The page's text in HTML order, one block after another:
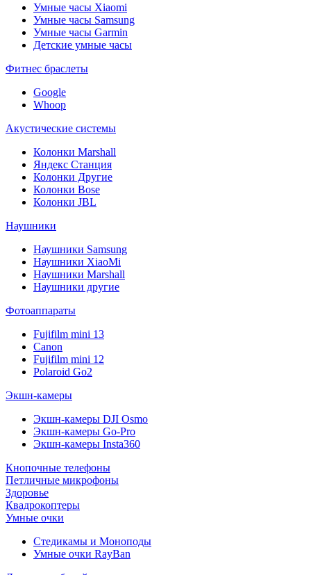
Умные часы Xiaomi
Умные часы Samsung
Умные часы Garmin
Детские умные часы
Фитнес браслеты
Google
Whoop
Акустические системы
Колонки Marshall
Яндекс Станция
Колонки Другие
Колонки Bose
Колонки JBL
Наушники
Наушники Samsung
Наушники XiaoMi
Наушники Marshall
Наушники другие
Фотоаппараты
Fujifilm mini 13
Canon
Fujifilm mini 12
Polaroid Go2
Экшн-камеры
Экшн-камеры DJI Osmo
Экшн-камеры Go-Pro
Экшн-камеры Insta360
Кнопочные телефоны
Петличные микрофоны
Здоровье
Квадрокоптеры
Умные очки
Стедикамы и Моноподы
Умные очки RayBan